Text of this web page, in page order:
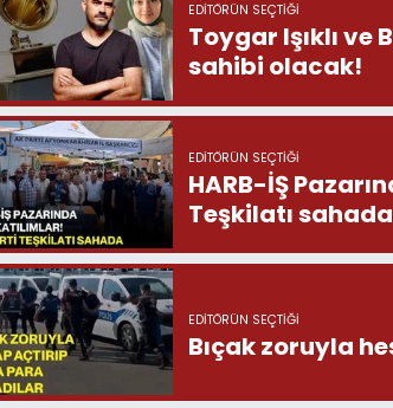
EDITÖRÜN SEÇTIĞI
Toygar Işıklı ve
sahibi olacak!
EDITÖRÜN SEÇTIĞI
HARB-İŞ Pazarında
Teşkilatı sahada
EDITÖRÜN SEÇTIĞI
Bıçak zoruyla